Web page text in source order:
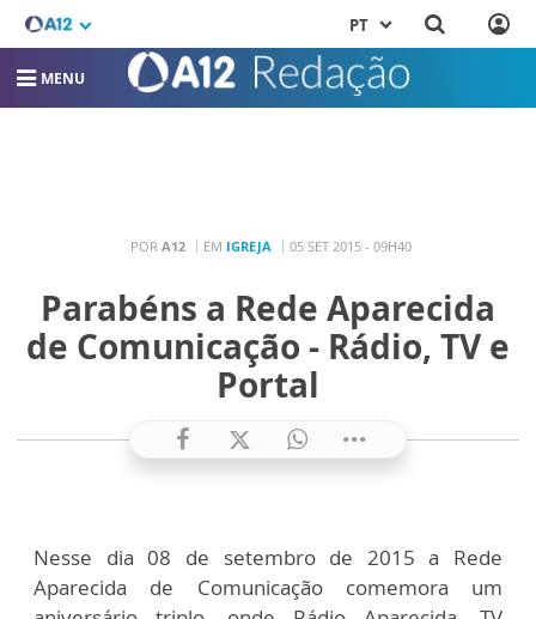
PT
MENU
POR A12 EM IGREJA 05 SET 2015 - 09H40
Parabéns a Rede Aparecida
de Comunicação - Rádio, TV e
Portal
Nesse dia 08 de setembro de 2015 a Rede
Aparecida de Comunicação comemora um